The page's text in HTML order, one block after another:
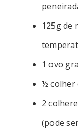
125g de
1 ovo
½ colher
2
(pode